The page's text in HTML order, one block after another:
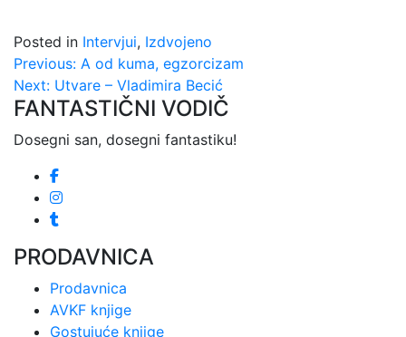
Posted in Intervjui, Izdvojeno
Kretanje
članka
Previous: A od kuma, egzorcizam
Next: Utvare – Vladimira Becić
FANTASTIČNI VODIČ
Dosegni san, dosegni fantastiku!
PRODAVNICA
Prodavnica
AVKF knjige
Gostujuće knjige